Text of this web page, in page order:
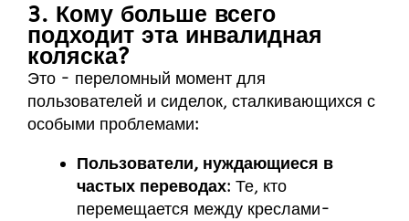
3. Кому больше всего
подходит эта инвалидная
коляска?
Это - переломный момент для
пользователей и сиделок, сталкивающихся с
особыми проблемами:
Пользователи, нуждающиеся в
частых переводах: Те, кто
перемещается между креслами-